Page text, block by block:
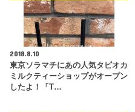
2018.8.10
東京ソラマチにあの人気タピオカ
ミルクティーショップがオープン
したよ！「T…